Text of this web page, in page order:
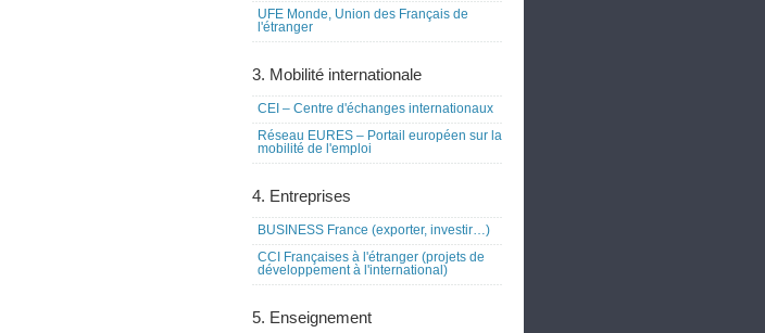
UFE Monde, Union des Français de
l'étranger
3. Mobilité internationale
CEI – Centre d'échanges internationaux
Réseau EURES – Portail européen sur la
mobilité de l'emploi
4. Entreprises
BUSINESS France (exporter, investir…)
CCI Françaises à l'étranger (projets de
développement à l'international)
5. Enseignement